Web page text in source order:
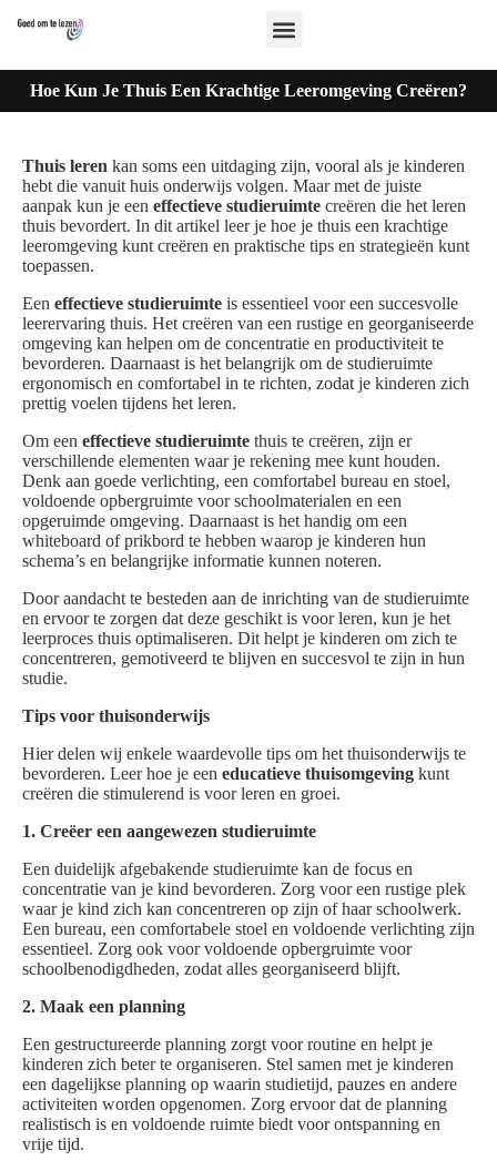
Hoe Kun Je Thuis Een Krachtige Leeromgeving Creëren?
Thuis leren kan soms een uitdaging zijn, vooral als je kinderen
hebt die vanuit huis onderwijs volgen. Maar met de juiste
aanpak kun je een effectieve studieruimte creëren die het leren
thuis bevordert. In dit artikel leer je hoe je thuis een krachtige
leeromgeving kunt creëren en praktische tips en strategieën kunt
toepassen.
Een effectieve studieruimte is essentieel voor een succesvolle
leerervaring thuis. Het creëren van een rustige en georganiseerde
omgeving kan helpen om de concentratie en productiviteit te
bevorderen. Daarnaast is het belangrijk om de studieruimte
ergonomisch en comfortabel in te richten, zodat je kinderen zich
prettig voelen tijdens het leren.
Om een effectieve studieruimte thuis te creëren, zijn er
verschillende elementen waar je rekening mee kunt houden.
Denk aan goede verlichting, een comfortabel bureau en stoel,
voldoende opbergruimte voor schoolmaterialen en een
opgeruimde omgeving. Daarnaast is het handig om een
whiteboard of prikbord te hebben waarop je kinderen hun
schema’s en belangrijke informatie kunnen noteren.
Door aandacht te besteden aan de inrichting van de studieruimte
en ervoor te zorgen dat deze geschikt is voor leren, kun je het
leerproces thuis optimaliseren. Dit helpt je kinderen om zich te
concentreren, gemotiveerd te blijven en succesvol te zijn in hun
studie.
Tips voor thuisonderwijs
Hier delen wij enkele waardevolle tips om het thuisonderwijs te
bevorderen. Leer hoe je een educatieve thuisomgeving kunt
creëren die stimulerend is voor leren en groei.
1. Creëer een aangewezen studieruimte
Een duidelijk afgebakende studieruimte kan de focus en
concentratie van je kind bevorderen. Zorg voor een rustige plek
waar je kind zich kan concentreren op zijn of haar schoolwerk.
Een bureau, een comfortabele stoel en voldoende verlichting zijn
essentieel. Zorg ook voor voldoende opbergruimte voor
schoolbenodigdheden, zodat alles georganiseerd blijft.
2. Maak een planning
Een gestructureerde planning zorgt voor routine en helpt je
kinderen zich beter te organiseren. Stel samen met je kinderen
een dagelijkse planning op waarin studietijd, pauzes en andere
activiteiten worden opgenomen. Zorg ervoor dat de planning
realistisch is en voldoende ruimte biedt voor ontspanning en
vrije tijd.